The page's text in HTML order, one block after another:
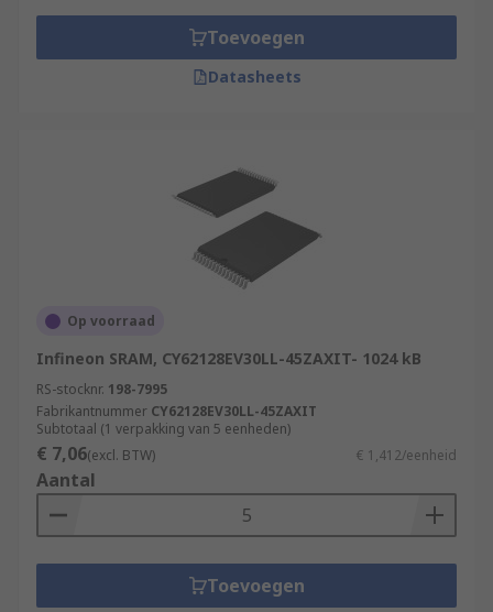
Toevoegen
Datasheets
Op voorraad
Infineon SRAM, CY62128EV30LL-45ZAXIT- 1024 kB
RS-stocknr. 198-7995
Fabrikantnummer CY62128EV30LL-45ZAXIT
Subtotaal (1 verpakking van 5 eenheden)
€ 7,06(excl. BTW) € 1,412/eenheid
Aantal
Toevoegen